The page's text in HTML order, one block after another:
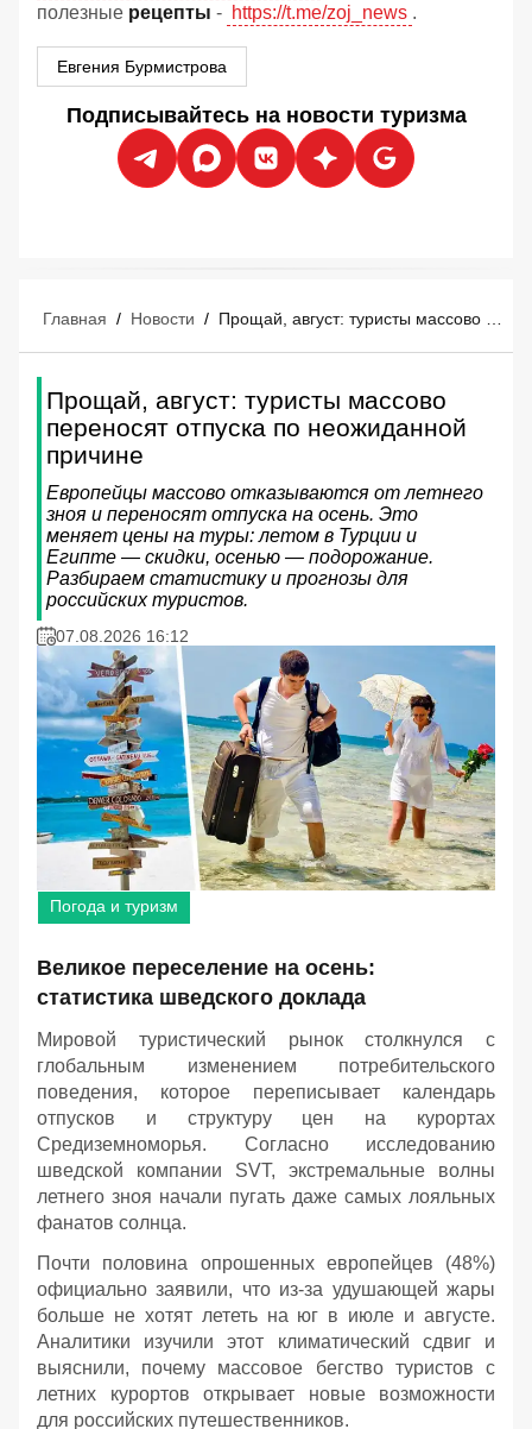
полезные рецепты - https://t.me/zoj_news .
Евгения Бурмистрова
Подписывайтесь на новости туризма
Главная / Новости / Прощай, август: туристы массово переносят отпуска по неожиданной причине
Прощай, август: туристы массово
переносят отпуска по неожиданной
причине
Европейцы массово отказываются от летнего
зноя и переносят отпуска на осень. Это
меняет цены на туры: летом в Турции и
Египте — скидки, осенью — подорожание.
Разбираем статистику и прогнозы для
российских туристов.
07.08.2026 16:12
Погода и туризм
Великое переселение на осень:
статистика шведского доклада
Мировой туристический рынок столкнулся с
глобальным изменением потребительского
поведения, которое переписывает календарь
отпусков и структуру цен на курортах
Средиземноморья. Согласно исследованию
шведской компании SVT, экстремальные волны
летнего зноя начали пугать даже самых лояльных
фанатов солнца.
Почти половина опрошенных европейцев (48%)
официально заявили, что из-за удушающей жары
больше не хотят лететь на юг в июле и августе.
Аналитики изучили этот климатический сдвиг и
выяснили, почему массовое бегство туристов с
летних курортов открывает новые возможности
для российских путешественников.